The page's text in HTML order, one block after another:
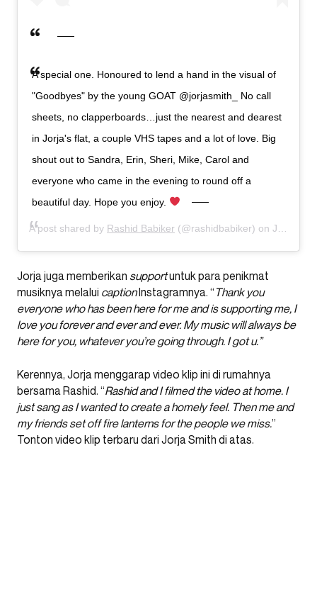
A special one. Honoured to lend a hand in the visual of
"Goodbyes" by the young GOAT @jorjasmith_ No call
sheets, no clapperboards…just the nearest and dearest
in Jorja's flat, a couple VHS tapes and a lot of love. Big
shout out to Sandra, Erin, Sheri, Mike, Carol and
everyone who came in the evening to round off a
beautiful day. Hope you enjoy.
A post shared by Rashid Babiker (@rashidbabiker) on Jun 10, 2019 at 9:08am PDT
Jorja juga memberikan supportuntuk para penikmat
musiknya melalui captionInstagramnya. “ Thank you
everyone who has been here for me and is supporting me, I
love you forever and ever and ever. My music will always be
here for you, whatever you’re going through. I got u.”
Kerennya, Jorja menggarap video klip ini di rumahnya
bersama Rashid. “Rashid and I filmed the video at home. I
just sang as I wanted to create a homely feel. Then me and
my friends set off fire lanterns for the people we miss.”
Tonton video klip terbaru dari Jorja Smith di atas.